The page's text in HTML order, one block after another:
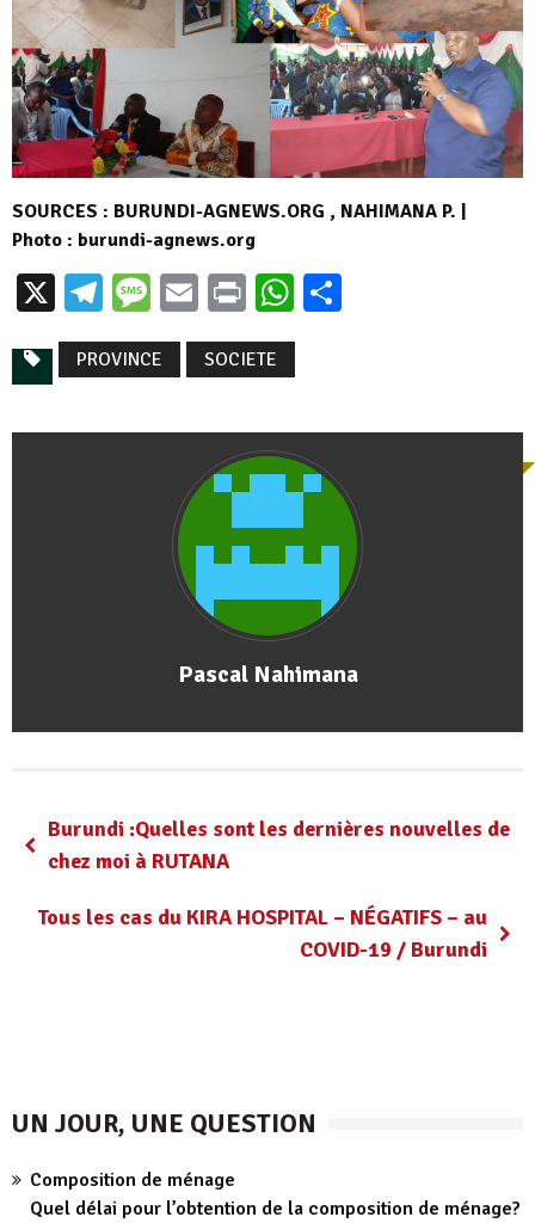
SOURCES : BURUNDI-AGNEWS.ORG , NAHIMANA P. |
Photo : burundi-agnews.org
X Telegram
Message
EmailPrintWhatsApp
PROVINCE SOCIETE
Pascal Nahimana
Burundi :Quelles sont les dernières nouvelles de
chez moi à RUTANA
Tous les cas du KIRA HOSPITAL – NÉGATIFS – au
COVID-19 / Burundi
UN JOUR, UNE QUESTION
Composition de ménage
Quel délai pour l’obtention de la composition de ménage?